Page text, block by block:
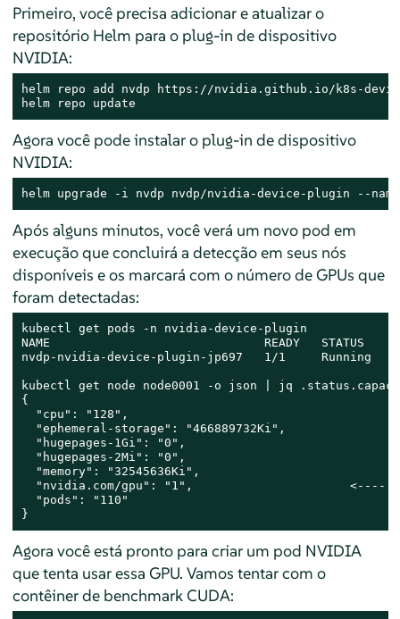
Primeiro, você precisa adicionar e atualizar o
repositório Helm para o plug-in de dispositivo
NVIDIA:
helm repo add nvdp https://nvidia.github.io/k8s-
helm repo update
Agora você pode instalar o plug-in de dispositivo
NVIDIA:
helm upgrade -i nvdp nvdp/nvidia-device-plugin --
Após alguns minutos, você verá um novo pod em
execução que concluirá a detecção em seus nós
disponíveis e os marcará com o número de GPUs que
foram detectadas:
kubectl get pods -n nvidia-device-plugin
NAME                              READY   STATUS
nvdp-nvidia-device-plugin-jp697   1/1     Running
kubectl get node node0001 -o json | jq
{
  "cpu": "128",
  "ephemeral-storage": "466889732Ki",
  "hugepages-1Gi": "0",
  "hugepages-2Mi": "0",
  "memory": "32545636Ki",
  "nvidia.com/gpu": "1",                      <----
  "pods": "110"
}
Agora você está pronto para criar um pod NVIDIA
que tenta usar essa GPU. Vamos tentar com o
contêiner de benchmark CUDA: